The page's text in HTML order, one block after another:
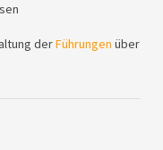
derFührungen über